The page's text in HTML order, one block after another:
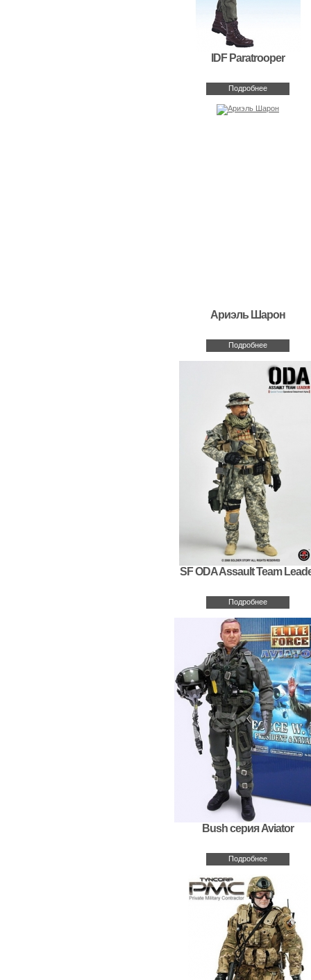
IDF Paratrooper
Подробнее
Ариэль Шарон
Подробнее
SF ODA Assault Team
Подробнее
Bush серия Aviator
Подробнее